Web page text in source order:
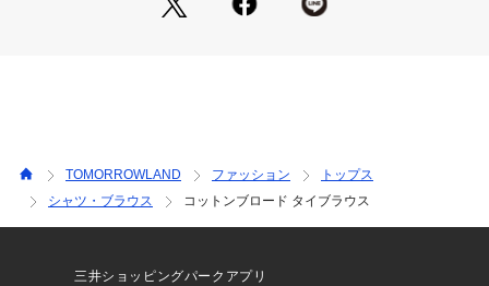
TOMORROWLAND ファッション
トップス
シャツ・ブラウス
コットンブロード タイブラウス
三井ショッピングパークアプリ